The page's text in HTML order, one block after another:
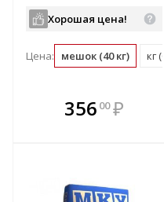
Хорошая цена!
Цена: мешок (40 кг) кг
356 00 ₽
В комплекте
всегда